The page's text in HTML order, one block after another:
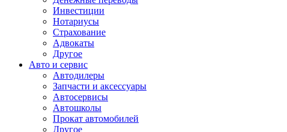
Инвестиции
Нотариусы
Страхование
Адвокаты
Другое
Авто и сервис
Автодилеры
Запчасти и аксессуары
Автосервисы
Автошколы
Прокат автомобилей
Другое